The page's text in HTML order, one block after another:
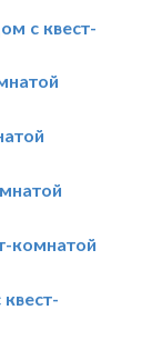
с квест-
комнатой